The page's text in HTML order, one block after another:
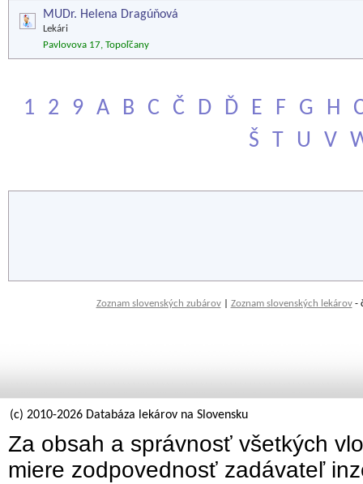
MUDr. Helena Dragúňová
Lekári
Pavlovova 17, Topoľčany
1 2 9 A B C Č D Ď E F G H
Š
T U V
Zoznam slovenských zubárov| Zoznam slovenských lekárov-
(c) 2010-2026 Databáza lekárov na Slovensku
Za obsah a správnosť všetkých
miere zodpovednosť zadávateľ